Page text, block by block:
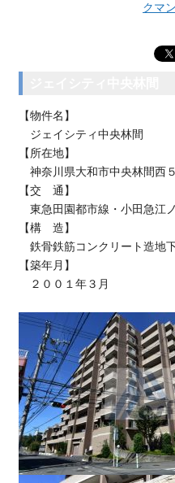
クマ
【物件名】
ジェイシティ中央林間
【所在地】
神奈川県大和市中央林間西
【交 通】
東急田園都市線・小田急江
【構 造】
鉄骨鉄筋コンクリート造地
【築年月】
２００１年３月